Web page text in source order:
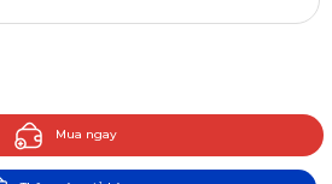
Mua ngay